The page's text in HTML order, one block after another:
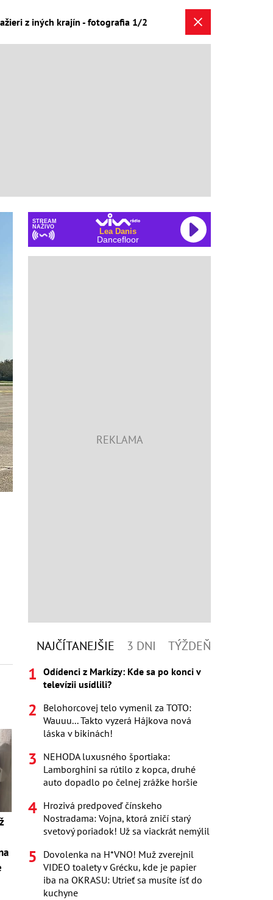
z iných krajín - fotografia 1/2
STREAM
NAŽIVO
Lea Danis
Dancefloor
NAJČÍTANEJŠIE 3 DNI TÝŽDEŇ
Odídenci z Markízy: Kde sa po konci v
televízii usídlili?
Belohorcovej telo vymenil za TOTO:
Wauuu... Takto vyzerá Hájkova nová
láska v bikinách!
NEHODA luxusného športiaka:
Lamborghini sa rútilo z kopca, druhé
auto dopadlo po čelnej zrážke horšie
Hrozivá predpoveď čínskeho
Nostradama: Vojna, ktorá zničí starý
svetový poriadok! Už sa viackrát nemýlil
Dovolenka na H*VNO! Muž zverejnil
VIDEO toalety v Grécku, kde je papier
iba na OKRASU: Utrieť sa musíte ísť do
kuchyne